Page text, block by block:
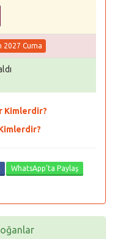
2027 Cuma
Kimlerdir?
WhatsApp'ta Paylaş